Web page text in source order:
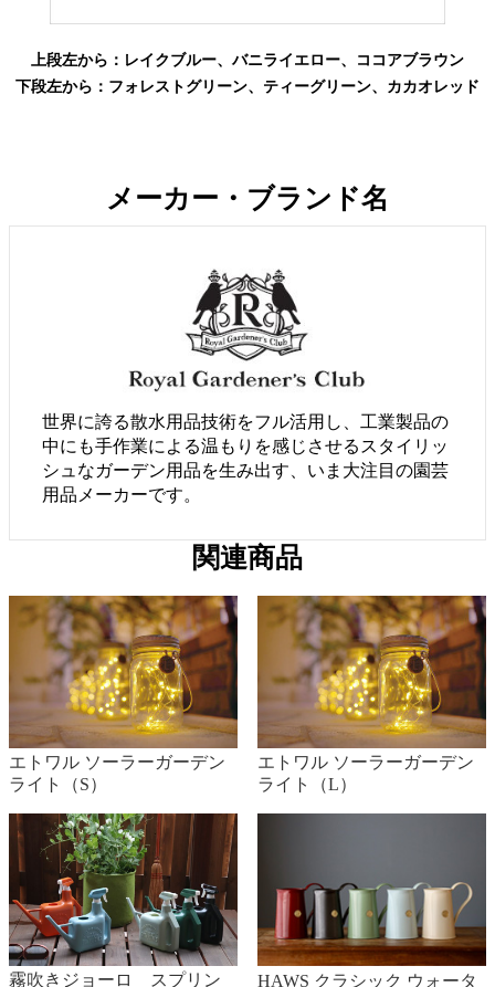
上段左から：レイクブルー、バニライエロー、ココアブラウン
下段左から：フォレストグリーン、ティーグリーン、カカオレッド
メーカー・ブランド名
世界に誇る散水用品技術をフル活用し、工業製品の
中にも手作業による温もりを感じさせるスタイリッ
シュなガーデン用品を生み出す、いま大注目の園芸
用品メーカーです。
関連商品
エトワル ソーラーガーデン
ライト（S）
エトワル ソーラーガーデン
ライト（L）
霧吹きジョーロ スプリン
HAWS クラシック ウォータ